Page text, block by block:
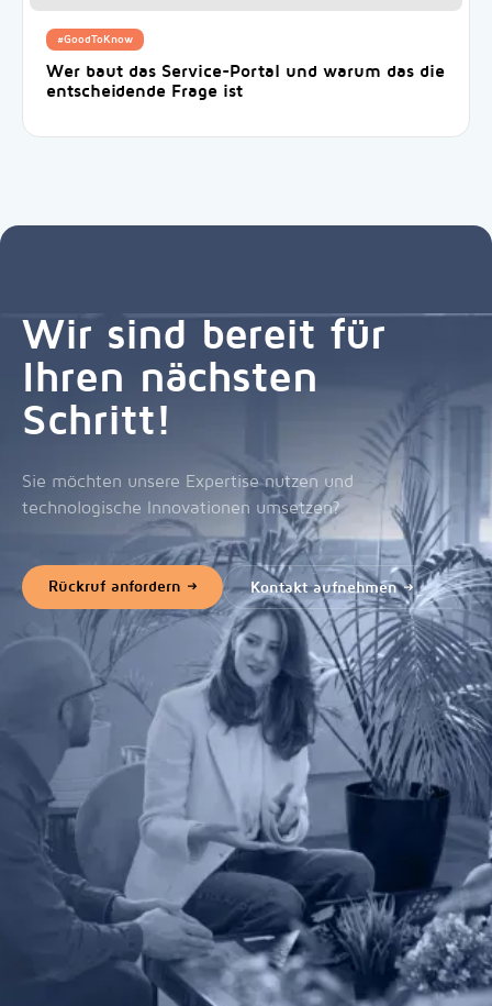
#GoodToKnow
Wer baut das Service-Portal und warum das die
entscheidende Frage ist
Wir sind bereit für
Ihren nächsten
Schritt!
Sie möchten unsere Expertise nutzen und
technologische Innovationen umsetzen?
Rückruf anfordern Kontakt aufnehmen